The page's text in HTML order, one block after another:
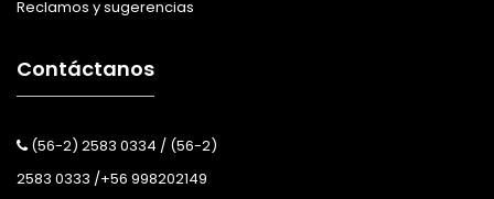
Reclamos y sugerencias
Contáctanos
(56-2) 2583 0334 / (56-2)
2583 0333 /+56 998202149